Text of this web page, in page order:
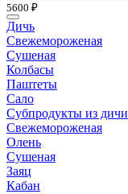
5600 ₽
Дичь
Свежемороженая
Сушеная
Колбасы
Паштеты
Сало
Субпродукты из дичи
Свежемороженая
Олень
Сушеная
Заяц
Кабан